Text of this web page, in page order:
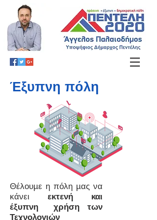
Έξυπνη πόλη
Θέλουµε η πόλη µας να
κάνει εκτενή και
έξυπνη χρήση των
Τεχνολογιών